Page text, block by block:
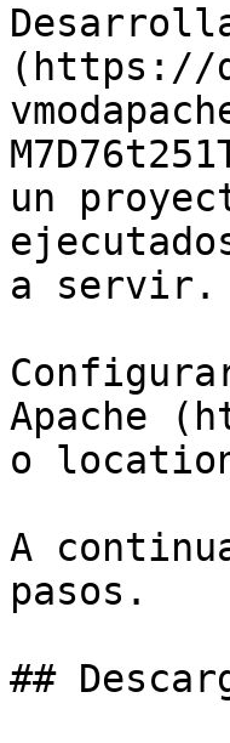
(https://
un
a servir.
Apache
o
A
pasos.
##